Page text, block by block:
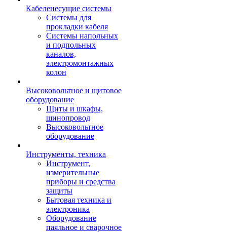
Кабеленесущие системы
Системы для
прокладки кабеля
Системы напольных
и подпольных
каналов,
электромонтажных
колон
Высоковольтное и щитовое
оборудование
Щиты и шкафы,
шинопровод
Высоковольтное
оборудование
Инструменты, техника
Инструмент,
измерительные
приборы и средства
защиты
Бытовая техника и
электроника
Оборудование
паяльное и сварочное